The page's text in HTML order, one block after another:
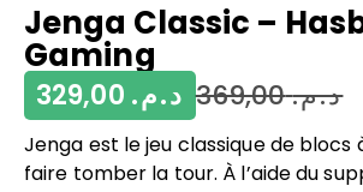
Jenga Classic –
Gaming
د.م.369,00 د.م.
Jenga est le jeu classique de blocs
faire tomber la tour. À l’aide du